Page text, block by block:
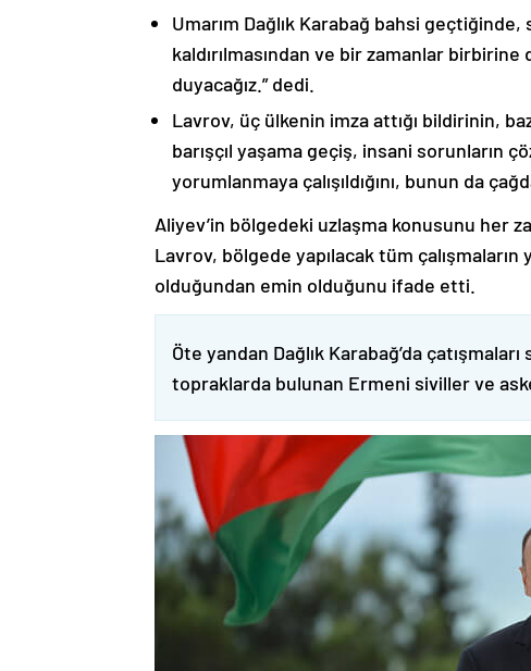
Umarım Dağlık Karabağ bahsi geçtiğinde,
kaldırılmasından ve bir zamanlar
duyacağız.” dedi.
Lavrov, üç ülkenin imza attığı bildirinin,
barışçıl yaşama geçiş, insani sorunların
yorumlanmaya çalışıldığını, bunun da
Aliyev’in bölgedeki uzlaşma konusunu her
Lavrov, bölgede yapılacak tüm
olduğundan emin olduğunu ifade etti.
Öte yandan Dağlık Karabağ’da
topraklarda bulunan Ermeni siviller ve